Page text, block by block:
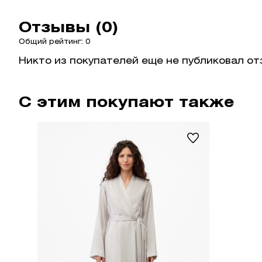
Отзывы (0)
Общий рейтинг: 0
Никто из покупателей еще не публиковал
С этим покупают также